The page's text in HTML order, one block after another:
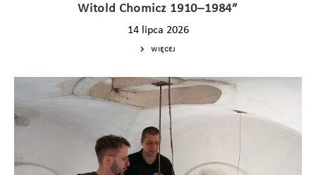
Witold Chomicz 1910–1984”
14 lipca 2026
WIĘCEJ